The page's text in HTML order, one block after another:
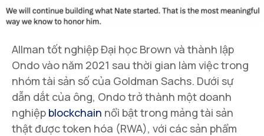
Allman tốt nghiệp Đại học Brown và thành lập
Ondo vào năm 2021 sau thời gian làm việc trong
nhóm tài sản số của Goldman Sachs. Dưới sự
dẫn dắt của ông, Ondo trở thành một doanh
nghiệp blockchain nổi bật trong mảng tài sản
thật được token hóa (RWA), với các sản phẩm